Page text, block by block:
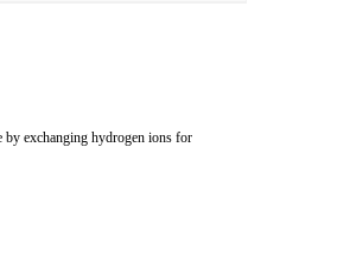
exchanging hydrogen ions for